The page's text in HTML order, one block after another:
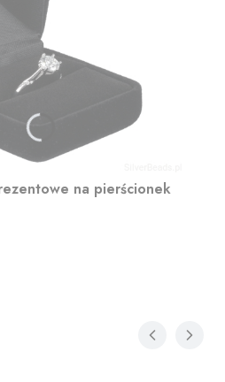
na pierścionek